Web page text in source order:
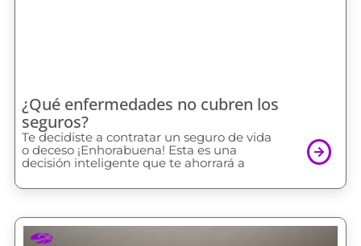
¿Qué enfermedades no cubren los
seguros?
Te decidiste a contratar un seguro de vida
o deceso ¡Enhorabuena! Esta es una
decisión inteligente que te ahorrará a